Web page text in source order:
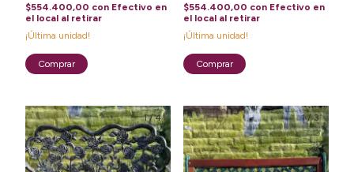
$554.400,00 con Efectivo en
el local al retirar
¡Última unidad!
$554.400,00 con Efectivo en
el local al retirar
¡Última unidad!
1/4 1/3